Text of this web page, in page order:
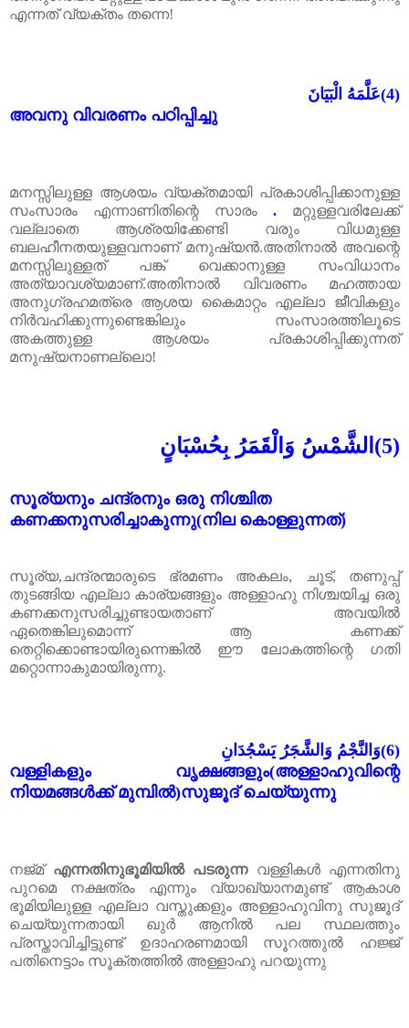
എന്നത് വ്യക്തം തന്നെ!
عَلَّمَهُ الْبَيَانَ(4)
അവനു വിവരണം പഠിപ്പിച്ചു
മനസ്സിലുള്ള ആശയം വ്യക്തമായി പ്രകാശിപ്പിക്കാനുള്ള
സംസാരം എന്നാണിതിന്റെ സാരം . മറ്റുള്ളവരിലേക്ക്
വല്ലാതെ ആശ്രയിക്കേണ്ടി വരും വിധമുള്ള
ബലഹീനതയുള്ളവനാണ് മനുഷ്യൻ.അതിനാൽ അവന്റെ
മനസ്സിലുള്ളത് പങ്ക് വെക്കാനുള്ള സംവിധാനം
അത്യാവശ്യമാണ്.അതിനാൽ വിവരണം മഹത്തായ
അനുഗ്രഹമത്രെ ആശയ കൈമാറ്റം എല്ലാ ജീവികളും
നിർവഹിക്കുന്നുണ്ടെങ്കിലും സംസാരത്തിലൂടെ
അകത്തുള്ള ആശയം പ്രകാശിപ്പിക്കുന്നത്
മനുഷ്യനാണല്ലൊ!
الشَّمْسُ وَالْقَمَرُ بِحُسْبَانٍ (5)
സൂര്യനും ചന്ദ്രനും ഒരു നിശ്ചിത
കണക്കനുസരിച്ചാകുന്നു(നില കൊള്ളുന്നത്)
സൂര്യ,ചന്ദ്രന്മാരുടെ ഭ്രമണം
അകലം, ചൂട്, തണുപ്പ്
തുടങ്ങിയ എല്ലാ കാര്യങ്ങളും അള്ളാഹു നിശ്ചയിച്ച ഒരു
കണക്കനുസരിച്ചുണ്ടായതാണ് അവയിൽ
ഏതെങ്കിലുമൊന്ന് ആ കണക്ക്
തെറ്റിക്കൊണ്ടായിരുന്നെങ്കിൽ ഈ ലോകത്തിന്റെ ഗതി
മറ്റൊന്നാകുമായിരുന്നു.
وَالنَّجْمُ وَالشَّجَرُ يَسْجُدَانِ(6)
വള്ളികളും വൃക്ഷങ്ങളും(അള്ളാഹുവിന്റെ
നിയമങ്ങൾക്ക് മുമ്പിൽ)സുജൂദ് ചെയ്യുന്നു
നജ്മ് എന്നതിനുഭൂമിയിൽ പടരുന്ന
വള്ളികൾ എന്നതിനു
പുറമെ നക്ഷത്രം എന്നും വ്യാഖ്യാനമുണ്ട് ആകാശ
ഭൂമിയിലുള്ള എല്ലാ വസ്തുക്കളും അള്ളാഹുവിനു സുജൂദ്
ചെയ്യുന്നതായി ഖുർ ആനിൽ പല സ്ഥലത്തും
പ്രസ്താവിച്ചിട്ടുണ്ട് ഉദാഹരണമായി സൂറത്തുൽ ഹജ്ജ്
പതിനെട്ടാം സൂക്തത്തിൽ അള്ളാഹു പറയുന്നു